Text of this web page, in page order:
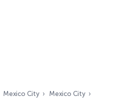
Mexico City
Mexico City